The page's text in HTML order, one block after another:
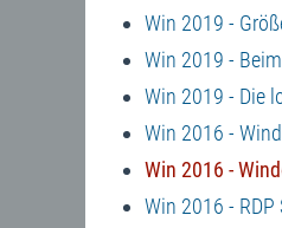
Win 2019 -
Win 2019 -
Win 2019 - Die
Win 2016 -
Win 2016 -
Win 2016 -